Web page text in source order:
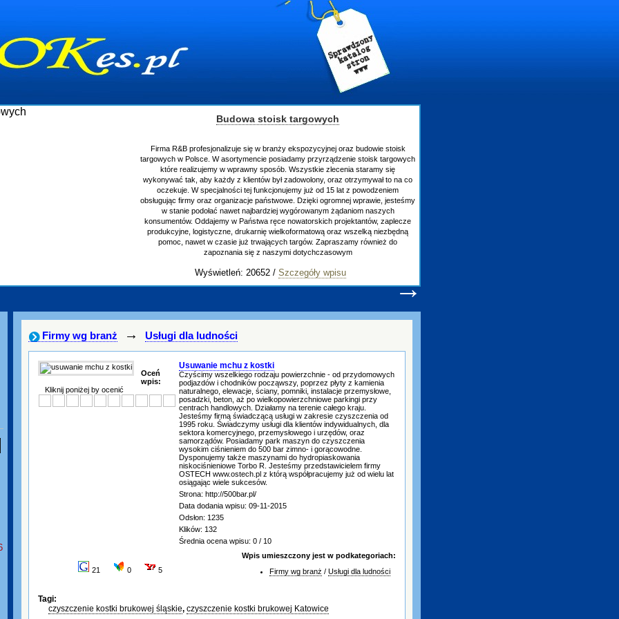
Budowa stoisk targowych
Firma R&B profesjonalizuje się w branży ekspozycyjnej oraz budowie stoisk
targowych w Polsce. W asortymencie posiadamy przyrządzenie stoisk targowych
które realizujemy w wprawny sposób. Wszystkie zlecenia staramy się
wykonywać tak, aby każdy z klientów był zadowolony, oraz otrzymywał to na co
oczekuje. W specjalności tej funkcjonujemy już od 15 lat z powodzeniem
obsługując firmy oraz organizacje państwowe. Dzięki ogromnej wprawie, jesteśmy
w stanie podołać nawet najbardziej wygórowanym żądaniom naszych
konsumentów. Oddajemy w Państwa ręce nowatorskich projektantów, zaplecze
produkcyjne, logistyczne, drukarnię wielkoformatową oraz wszelką niezbędną
pomoc, nawet w czasie już trwających targów. Zapraszamy również do
zapoznania się z naszymi dotychczasowym
Wyświetleń: 20652 / Szczegóły wpisu
→
Firmy wg branż → Usługi dla ludności
Oceń
wpis:
Kliknij poniżej by ocenić
Usuwanie mchu z kostki
Czyścimy wszelkiego rodzaju powierzchnie - od przydomowych
podjazdów i chodników począwszy, poprzez płyty z kamienia
naturalnego, elewacje, ściany, pomniki, instalacje przemysłowe,
posadzki, beton, aż po wielkopowierzchniowe parkingi przy
centrach handlowych. Działamy na terenie całego kraju.
Jesteśmy firmą świadczącą usługi w zakresie czyszczenia od
1995 roku. Świadczymy usługi dla klientów indywidualnych, dla
sektora komercyjnego, przemysłowego i urzędów, oraz
samorządów. Posiadamy park maszyn do czyszczenia
wysokim ciśnieniem do 500 bar zimno- i gorącowodne.
Dysponujemy także maszynami do hydropiaskowania
niskociśnieniowe Torbo R. Jesteśmy przedstawicielem firmy
OSTECH www.ostech.pl z którą współpracujemy już od wielu lat
osiągając wiele sukcesów.
Strona: http://500bar.pl/
Data dodania wpisu: 09-11-2015
Odsłon: 1235
Klików: 132
Średnia ocena wpisu: 0 / 10
21 0 5
Wpis umieszczony jest w podkategoriach:
Firmy wg branż / Usługi dla ludności
Tagi:
czyszczenie kostki brukowej śląskie, czyszczenie kostki brukowej Katowice